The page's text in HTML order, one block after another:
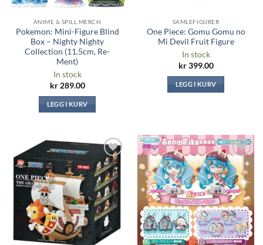
ANIME & SPILL MERCH
Pokemon: Mini-Figure Blind
Box – Nighty Nighty
Collection (11.5cm, Re-
Ment)
In stock
kr289.00
LEGG I KURV
SAMLEFIGURER
One Piece: Gomu Gomu no
Mi Devil Fruit Figure
In stock
kr399.00
LEGG I KURV
Legg til i
ønskeliste
Legg til i
ønskeliste